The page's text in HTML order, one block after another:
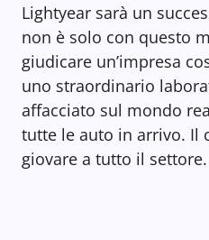
Lightyear sarà un
non è solo con questo
giudicare un’impresa
uno straordinario
affacciato sul mondo
tutte le auto in arrivo. Il
giovare a tutto il settore.